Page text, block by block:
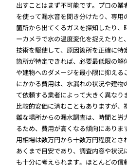
出すことはまず不可能です。プロの
を使って漏水音を聞き分けたり、専
箇所から出てくるガスを探知したり、
ーカメラで水の温度変化を捉えたりと
技術を駆使して、原因箇所を正確に
箇所が特定できれば、必要最低限の
や建物へのダメージを最小限に抑える
にかかる費用は、水漏れの状況や建物
て依頼する業者によって大きく異な
比較的安価に済むこともありますが、
難な場所からの漏水調査は、時間と
るため、費用が高くなる傾向にあり
用相場は数万円から十数万円程度と
あくまで目安であり、調査内容や状況
も十分に考えられます。ほとんどの信